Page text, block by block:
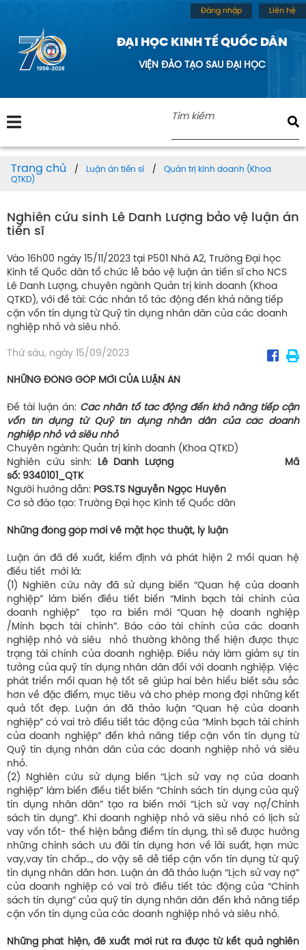
ĐẠI HỌC KINH TẾ QUỐC DÂN
VIỆN ĐÀO TẠO SAU ĐẠI HỌC
Đăng nhập Liên hệ
Trang chủ Luận án tiến sĩ
Quản trị kinh doanh (Khoa
QTKD)
Nghiên cứu sinh Lê Danh Lượng bảo vệ luận án
tiến sĩ
Vào 16h00 ngày 15/11/2023 tại P501 Nhà A2, Trường Đại học
Kinh tế Quốc dân tổ chức lễ bảo vệ luận án tiến sĩ cho NCS
Lê Danh Lượng, chuyên ngành Quản trị kinh doanh (Khoa
QTKD), với đề tài: Các nhân tố tác động đến khả năng tiếp
cận vốn tín dụng từ Quỹ tín dụng nhân dân của các doanh
nghiệp nhỏ và siêu nhỏ.
Thứ sáu, ngày 15/09/2023
NHỮNG ĐÓNG GÓP MỚI CỦA LUẬN ÁN
Đề tài luận án: Các nhân tố tác động đến khả năng tiếp cận
vốn tín dụng từ Quỹ tín dụng nhân dân của các doanh
nghiệp nhỏ và siêu nhỏ
Chuyên ngành: Quản trị kinh doanh (Khoa QTKD)
Nghiên cứu sinh: Lê Danh Lượng Mã
số: 9340101_QTK
Người hướng dẫn: PGS.TS Nguyễn Ngọc Huyền
Cơ sở đào tạo: Trường Đại học Kinh tế Quốc dân
Những đóng góp mới về mặt học thuật, lý luận
Luận án đã đề xuất, kiểm định và phát hiện 2 mối quan hệ
điều tiết mới là:
(1) Nghiên cứu này đã sử dụng biến “Quan hệ của doanh
nghiệp” làm biến điều tiết biến “Minh bạch tài chính của
doanh nghiệp” tạo ra biến mới “Quan hệ doanh nghiệp
/Minh bạch tài chính”. Báo cáo tài chính của các doanh
nghiệp nhỏ và siêu nhỏ thường không thể hiện được thực
trạng tài chính của doanh nghiệp. Điều này làm giảm sự tin
tưởng của quỹ tín dụng nhân dân đối với doanh nghiệp. Việc
phát triển mối quan hệ tốt sẽ giúp hai bên hiểu biết sâu sắc
hơn về đặc điểm, mục tiêu và cho phép mong đợi những kết
quả tốt đẹp. Luận án đã thảo luận “Quan hệ của doanh
nghiệp” có vai trò điều tiết tác động của “Minh bạch tài chính
của doanh nghiệp” đến khả năng tiếp cận vốn tín dụng từ
Quỹ tín dụng nhân dân của các doanh nghiệp nhỏ và siêu
nhỏ.
(2) Nghiên cứu sử dụng biến “Lịch sử vay nợ của doanh
nghiệp” làm biến điều tiết biến “Chính sách tín dụng của quỹ
tín dụng nhân dân” tạo ra biến mới “Lịch sử vay nợ/Chính
sách tín dụng”. Khi doanh nghiệp nhỏ và siêu nhỏ có lịch sử
vay vốn tốt- thể hiện bằng điểm tín dụng, thì sẽ được hưởng
những chính sách ưu đãi tín dụng hơn về lãi suất, hạn mức
vay,vay tín chấp…, do vậy sẽ dễ tiếp cận vốn tín dụng từ quỹ
tín dụng nhân dân hơn. Luận án đã thảo luận “Lịch sử vay nợ”
của doanh nghiệp có vai trò điều tiết tác động của “Chính
sách tín dụng” của quỹ tín dụng nhân dân đến khả năng tiếp
cận vốn tín dụng của các doanh nghiệp nhỏ và siêu nhỏ.
Những phát hiện, đề xuất mới rút ra được từ kết quả nghiên